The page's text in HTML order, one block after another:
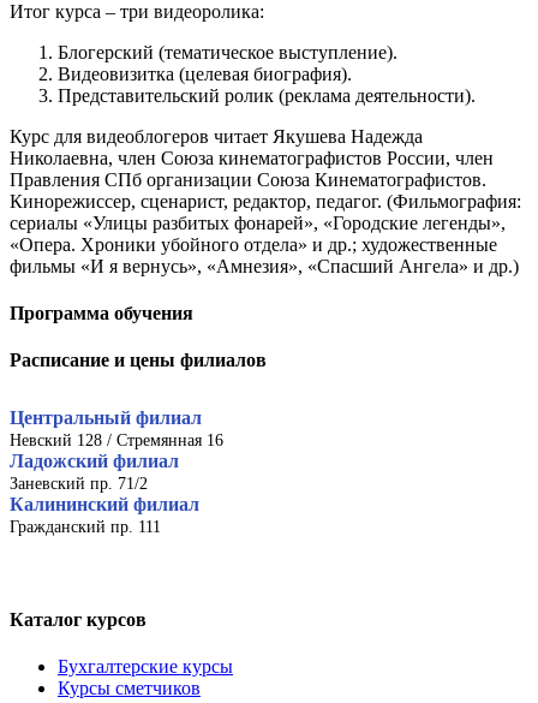
Итог курса – три видеоролика:
Блогерский (тематическое выступление).
Видеовизитка (целевая биография).
Представительский ролик (реклама деятельности).
Курс для видеоблогеров читает Якушева Надежда
Николаевна, член Союза кинематографистов России, член
Правления СПб организации Союза Кинематографистов.
Кинорежиссер, сценарист, редактор, педагог. (Фильмография:
сериалы «Улицы разбитых фонарей», «Городские легенды»,
«Опера. Хроники убойного отдела» и др.; художественные
фильмы «И я вернусь», «Амнезия», «Спасший Ангела» и др.)
Программа обучения
Расписание и цены филиалов
Центральный филиал
Невский 128 / Стремянная 16
Ладожский филиал
Заневский пр. 71/2
Калининский филиал
Гражданский пр. 111
Каталог курсов
Бухгалтерские курсы
Курсы сметчиков